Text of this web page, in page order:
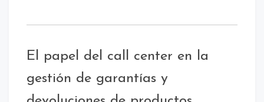
atención
cliente
Atencíón
Digital
El papel del call center en la
gestión de garantías y